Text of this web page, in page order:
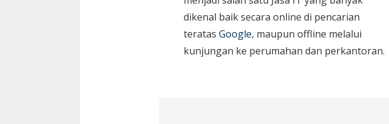
dikenal baik secara online di pencarian
teratas Google, maupun offline melalui
kunjungan ke perumahan dan perkantoran.